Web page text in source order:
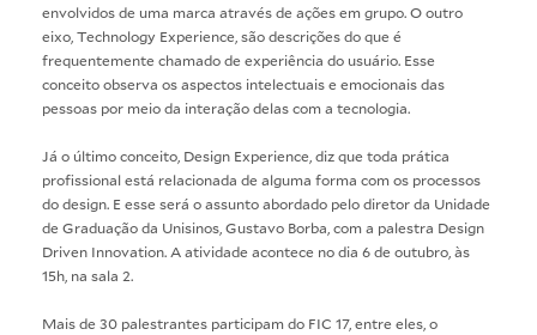
envolvidos de uma marca através de ações em grupo. O outro
eixo, Technology Experience, são descrições do que é
frequentemente chamado de experiência do usuário. Esse
conceito observa os aspectos intelectuais e emocionais das
pessoas por meio da interação delas com a tecnologia.
Já o último conceito, Design Experience, diz que toda prática
profissional está relacionada de alguma forma com os processos
do design. E esse será o assunto abordado pelo diretor da Unidade
de Graduação da Unisinos, Gustavo Borba, com a palestra Design
Driven Innovation. A atividade acontece no dia 6 de outubro, às
15h, na sala 2.
Mais de 30 palestrantes participam do FIC 17, entre eles, o